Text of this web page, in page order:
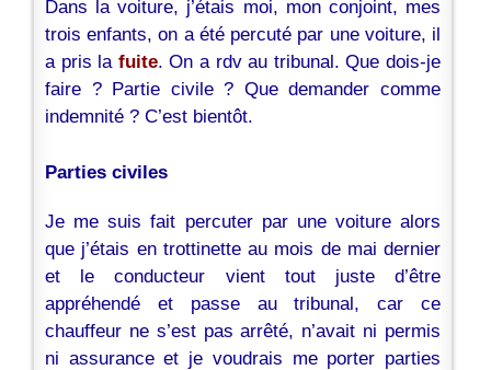
Dans la voiture, j’étais moi, mon conjoint, mes
trois enfants, on a été percuté par une voiture, il
a pris lafuite. On a rdv au tribunal. Que dois-je
faire ? Partie civile ? Que demander comme
indemnité ? C’est bientôt.
Parties civiles
Je me suis fait percuter par une voiture alors
que j’étais en trottinette au mois de mai dernier
et le conducteur vient tout juste d’être
appréhendé et passe au tribunal, car ce
chauffeur ne s’est pas arrêté, n’avait ni permis
ni assurance et je voudrais me porter parties